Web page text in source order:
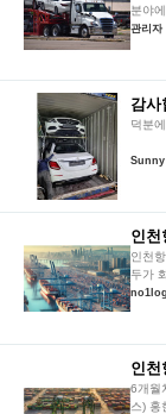
분야
관리자
감
덕분
Sunny
인천항
두가
제주
6개월
스) 홍현기 기자 인천항에서